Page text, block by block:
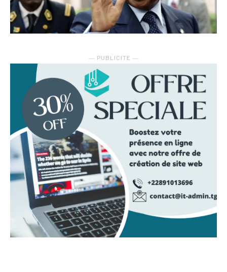
― PUBLICITE ―